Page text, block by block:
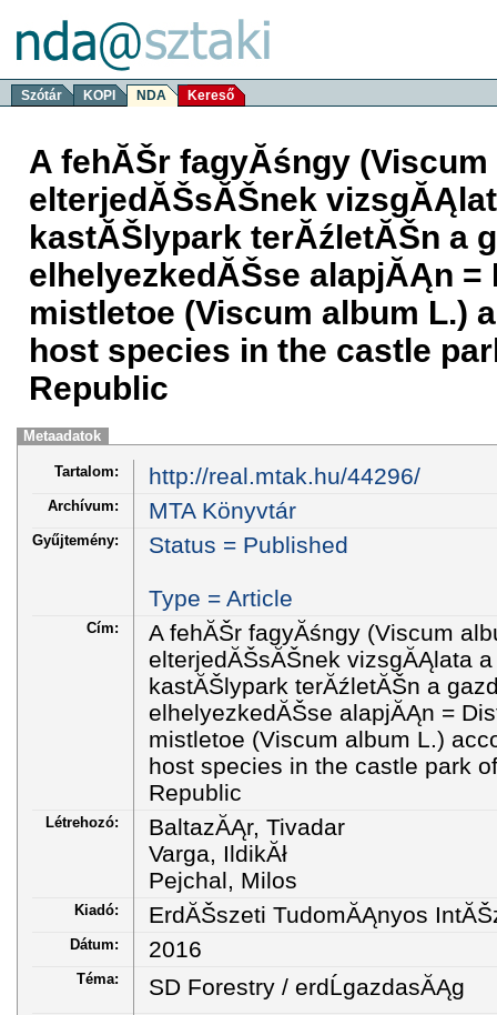
Szótár KOPI NDA Kereső
A fehĂŠr fagyĂśngy (Viscum
elterjedĂŠsĂŠnek
kastĂŠlypark terĂźletĂŠn a
elhelyezkedĂŠse alapjĂĄn
mistletoe (Viscum album L.)
host species in the castle
Republic
Metaadatok
Tartalom: http://real.mtak.hu/44296/
Archívum: MTA Könyvtár
Gyűjtemény: Status = Published
Type = Article
Cím:
A fehĂŠr fagyĂśngy (Viscum
elterjedĂŠsĂŠnek vizsgĂĄlata
kastĂŠlypark terĂźletĂŠn a
elhelyezkedĂŠse alapjĂĄn =
mistletoe (Viscum album L.)
host species in the castle park
Republic
Létrehozó:
BaltazĂĄr, Tivadar
Varga, IldikĂł
Pejchal, Milos
Kiadó: ErdĂŠszeti TudomĂĄnyos
Dátum: 2016
Téma: SD Forestry / erdĹgazdasĂĄg